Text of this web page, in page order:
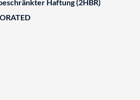
Haftung (2HBR)